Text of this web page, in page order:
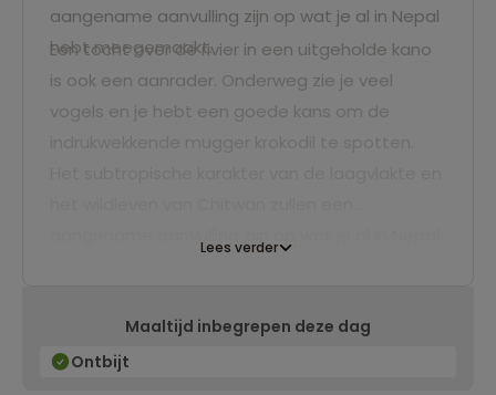
aangename aanvulling zijn op wat je al in Nepal
hebt meegemaakt.
Een tocht over de rivier in een uitgeholde kano
is ook een aanrader. Onderweg zie je veel
vogels en je hebt een goede kans om de
Lees verder
Maaltijd inbegrepen deze dag
Ontbijt